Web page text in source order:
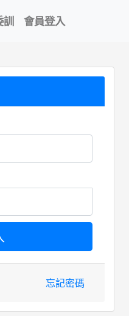
訓 會員登入
忘記密碼